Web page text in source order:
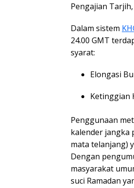
Pengajian Tarjih,
Dalam sistem
24.00 GMT
syarat:
Elongasi
Ketinggian
Penggunaan
kalender jangka
mata telanjang)
Dengan
masyarakat
suci Ramadan